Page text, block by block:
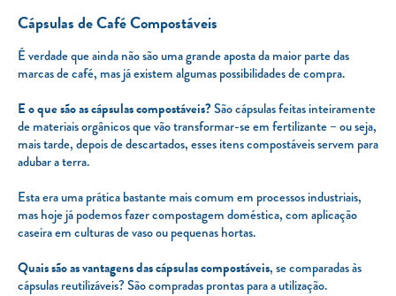
Cápsulas de Café Compostáveis
É verdade que ainda não são uma grande aposta da maior parte das
marcas de café, mas já existem algumas possibilidades de compra.
E o que são as cápsulas compostáveis?São cápsulas feitas inteiramente
de materiais orgânicos que vão transformar-se em fertilizante – ou seja,
mais tarde, depois de descartados, esses itens compostáveis servem para
adubar a terra.
Esta era uma prática bastante mais comum em processos industriais,
mas hoje já podemos fazer compostagem doméstica, com aplicação
caseira em culturas de vaso ou pequenas hortas.
Quais são as vantagens das cápsulas compostáveis, se comparadas às
cápsulas reutilizáveis? São compradas prontas para a utilização.